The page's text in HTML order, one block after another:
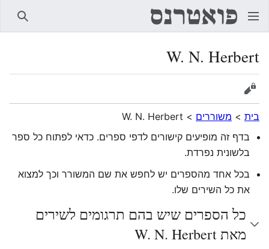
W. N. Herbert
הצגת מקור
בית > משוררים >
W. N. Herbert
בדף זה מופיעים קישורים לדפי ספרים. כדאי לפתוח כל ספר
בלשונית נפרדת.
בכל אחד מהספרים יש לחפש את שם המשורר וכך למצוא
את כל השירים שלו.
כל הספרים שיש בהם תרגומים לשירים
מאת W. N. Herbert